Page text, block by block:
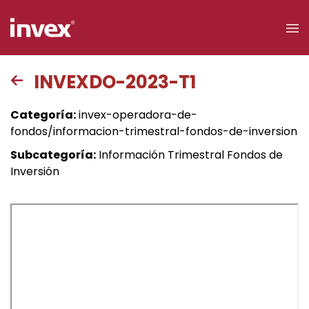
Acceso a
clientes
Buscar
INVEXDO-2023-T1
Categoría:invex-operadora-de-
fondos/informacion-trimestral-fondos-de-inversion
Subcategoría: Información Trimestral Fondos de
Inversión